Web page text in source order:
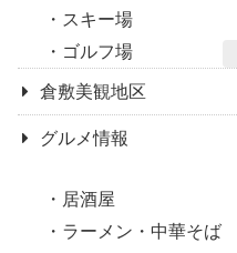
スキー場
ゴルフ場
倉敷美観地区
グルメ情報
居酒屋
ラーメン・中華そば